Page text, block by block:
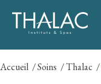
Accueil Soins Thalac